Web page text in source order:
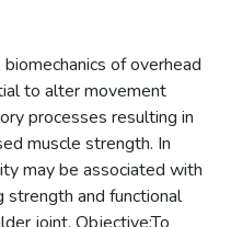
of overhead
to alter movement
processes resulting in
muscle strength. In
may be associated with
strength and functional